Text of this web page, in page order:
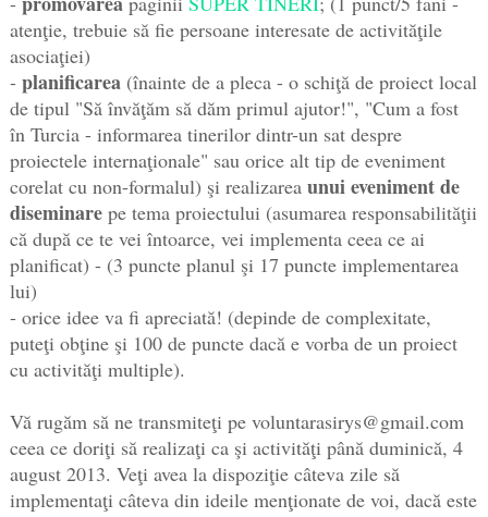
atenţie, trebuie să fie persoane interesate de activităţile
asociaţiei)
- planificarea(înainte de a pleca - o schiţă de proiect local
de tipul "Să învăţăm să dăm primul ajutor!", "Cum a fost
în Turcia - informarea tinerilor dintr-un sat despre
proiectele internaţionale" sau orice alt tip de eveniment
corelat cu non-formalul) şi realizarea unui eveniment de
diseminarepe tema proiectului (asumarea responsabilităţii
că după ce te vei întoarce, vei implementa ceea ce ai
planificat) - (3 puncte planul şi 17 puncte implementarea
lui)
- orice idee va fi apreciată! (depinde de complexitate,
puteţi obţine şi 100 de puncte dacă e vorba de un proiect
cu activităţi multiple).
Vă rugăm să ne transmiteţi pe voluntarasirys@gmail.com
ceea ce doriţi să realizaţi ca şi activităţi până duminică, 4
august 2013. Veţi avea la dispoziţie câteva zile să
implementaţi câteva din ideile menţionate de voi, dacă este